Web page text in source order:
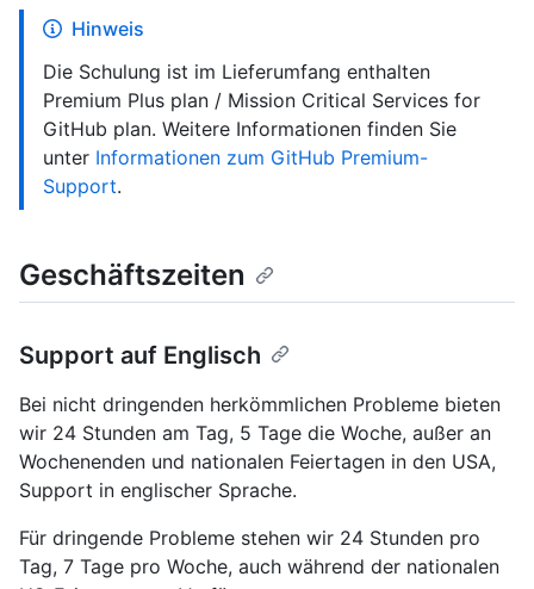
Hinweis
Die Schulung ist im Lieferumfang enthalten
Premium Plus plan / Mission Critical Services for
GitHub plan. Weitere Informationen finden Sie
unter Informationen zum GitHub Premium-
Support.
Geschäftszeiten
Support auf Englisch
Bei nicht dringenden herkömmlichen Probleme bieten
wir 24 Stunden am Tag, 5 Tage die Woche, außer an
Wochenenden und nationalen Feiertagen in den USA,
Support in englischer Sprache.
Für dringende Probleme stehen wir 24 Stunden pro
Tag, 7 Tage pro Woche, auch während der nationalen